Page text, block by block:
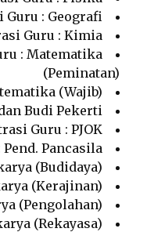
: Geografi
Guru : Kimia
: Matematika
(Peminatan)
(Wajib)
Budi Pekerti
Guru : PJOK
Pancasila
(Budidaya)
(Kerajinan)
(Pengolahan)
(Rekayasa)